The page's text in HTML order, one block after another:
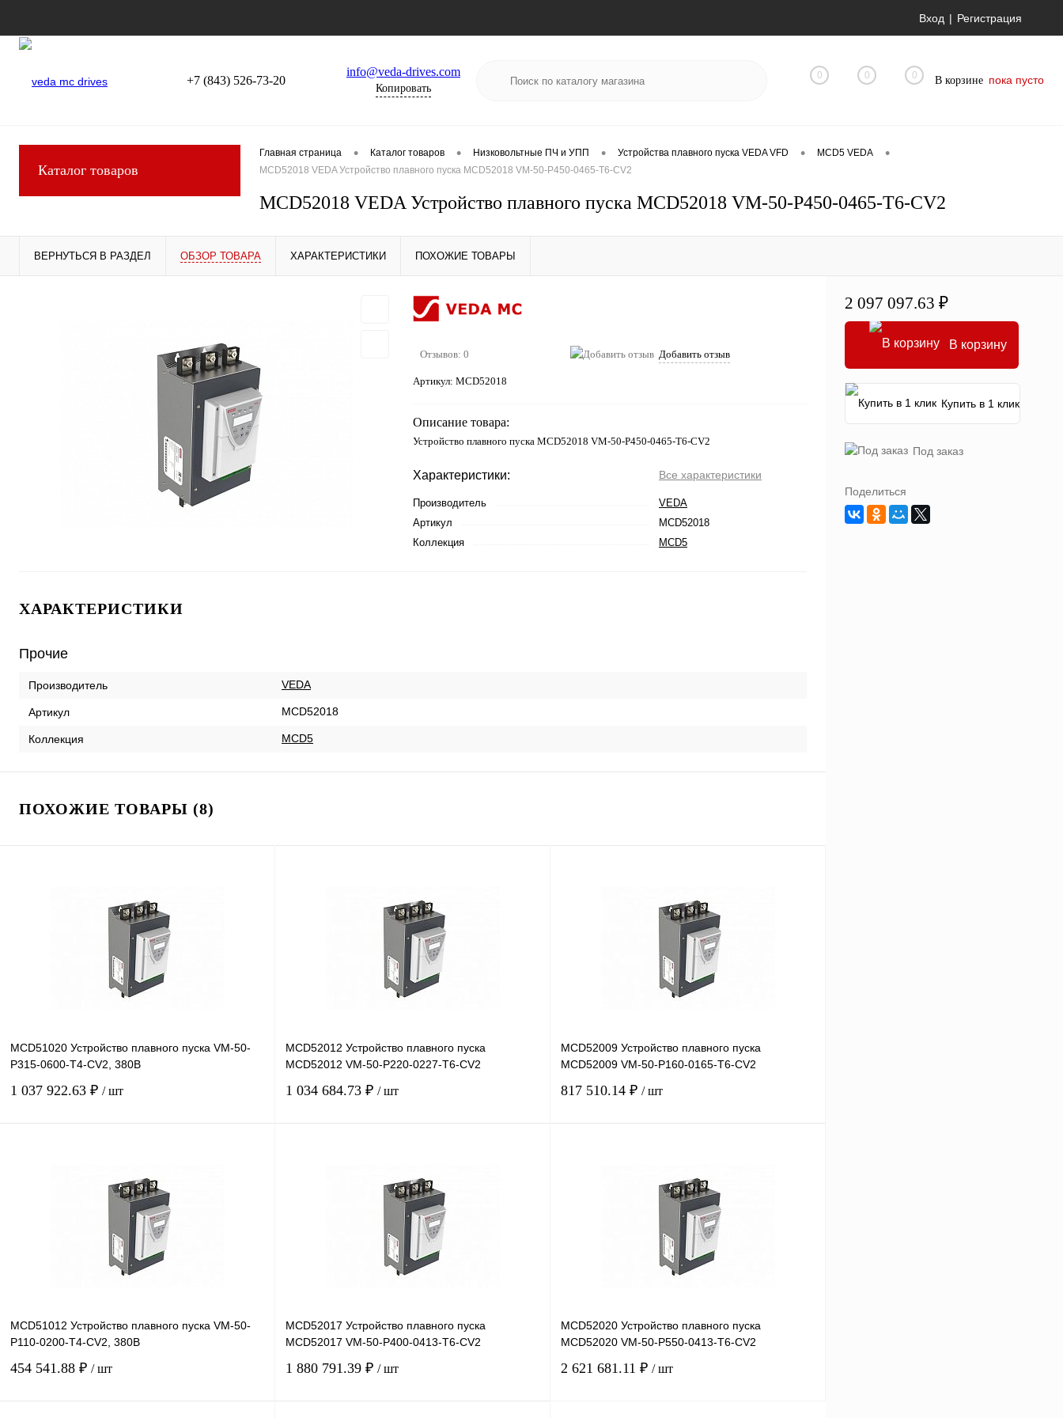
Вход Регистрация
+7 (843) 526-73-20
info@veda-drives.com
Копировать
0 0 0 В корзине пока пусто
Каталог товаров
Главная страница • Каталог товаров • Низковольтные ПЧ и УПП • Устройства плавного пуска VEDA VFD • MCD5 VEDA •
MCD52018 VEDA Устройство плавного пуска MCD52018 VM-50-P450-0465-T6-CV2
MCD52018 VEDA Устройство плавного пуска MCD52018 VM-50-P450-0465-T6-CV2
ВЕРНУТЬСЯ В РАЗДЕЛ ОБЗОР ТОВАРА ХАРАКТЕРИСТИКИ ПОХОЖИЕ ТОВАРЫ
Отзывов: 0 Добавить отзыв
Артикул: MCD52018
Описание товара:
Устройство плавного пуска MCD52018 VM-50-P450-0465-T6-CV2
Характеристики: Все характеристики
Производитель
VEDA
Артикул
MCD52018
Коллекция
MCD5
ХАРАКТЕРИСТИКИ
Прочие
Производитель VEDA
Артикул MCD52018
Коллекция MCD5
ПОХОЖИЕ ТОВАРЫ (8)
MCD51020 Устройство плавного пуска VM-50-
P315-0600-T4-CV2, 380В
1 037 922.63 ₽ / шт
Сравнение
Под заказ
MCD52012 Устройство плавного пуска
MCD52012 VM-50-P220-0227-T6-CV2
1 034 684.73 ₽ / шт
Сравнение
Под заказ
MCD52009 Устройство плавного пуска
MCD52009 VM-50-P160-0165-T6-CV2
817 510.14 ₽ / шт
Сравнение
Под заказ
MCD51012 Устройство плавного пуска VM-50-
P110-0200-T4-CV2, 380В
454 541.88 ₽ / шт
MCD52017 Устройство плавного пуска
MCD52017 VM-50-P400-0413-T6-CV2
1 880 791.39 ₽ / шт
MCD52020 Устройство плавного пуска
MCD52020 VM-50-P550-0413-T6-CV2
2 621 681.11 ₽ / шт
2 097 097.63 ₽
В корзину
Купить в 1 клик
Под заказ
Поделиться